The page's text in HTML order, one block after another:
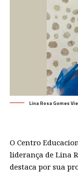
Lina Rosa Gomes
O Centro
liderança de Lina
destaca por sua